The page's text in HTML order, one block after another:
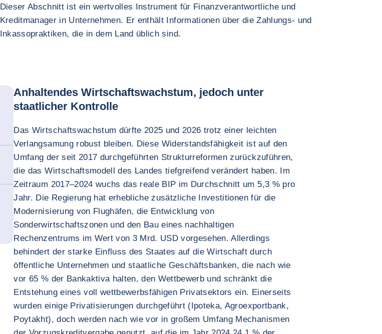
Dieser Abschnitt ist ein wertvolles Instrument für Finanzverantwortliche und
Kreditmanager in Unternehmen. Er enthält Informationen über die Zahlungs- und
Inkassopraktiken, die in dem Land üblich sind.
Anhaltendes Wirtschaftswachstum, jedoch unter
staatlicher Kontrolle
Das Wirtschaftswachstum dürfte 2025 und 2026 trotz einer leichten
Verlangsamung robust bleiben. Diese Widerstandsfähigkeit ist auf den
Umfang der seit 2017 durchgeführten Strukturreformen zurückzuführen,
die das Wirtschaftsmodell des Landes tiefgreifend verändert haben. Im
Zeitraum 2017–2024 wuchs das reale BIP im Durchschnitt um 5,3 % pro
Jahr. Die Regierung hat erhebliche zusätzliche Investitionen für die
Modernisierung von Flughäfen, die Entwicklung von
Sonderwirtschaftszonen und den Bau eines nachhaltigen
Rechenzentrums im Wert von 3 Mrd. USD vorgesehen. Allerdings
behindert der starke Einfluss des Staates auf die Wirtschaft durch
öffentliche Unternehmen und staatliche Geschäftsbanken, die nach wie
vor 65 % der Bankaktiva halten, den Wettbewerb und schränkt die
Entstehung eines voll wettbewerbsfähigen Privatsektors ein. Einerseits
wurden einige Privatisierungen durchgeführt (Ipoteka, Agroexportbank,
Poytakht), doch werden nach wie vor in großem Umfang Mechanismen